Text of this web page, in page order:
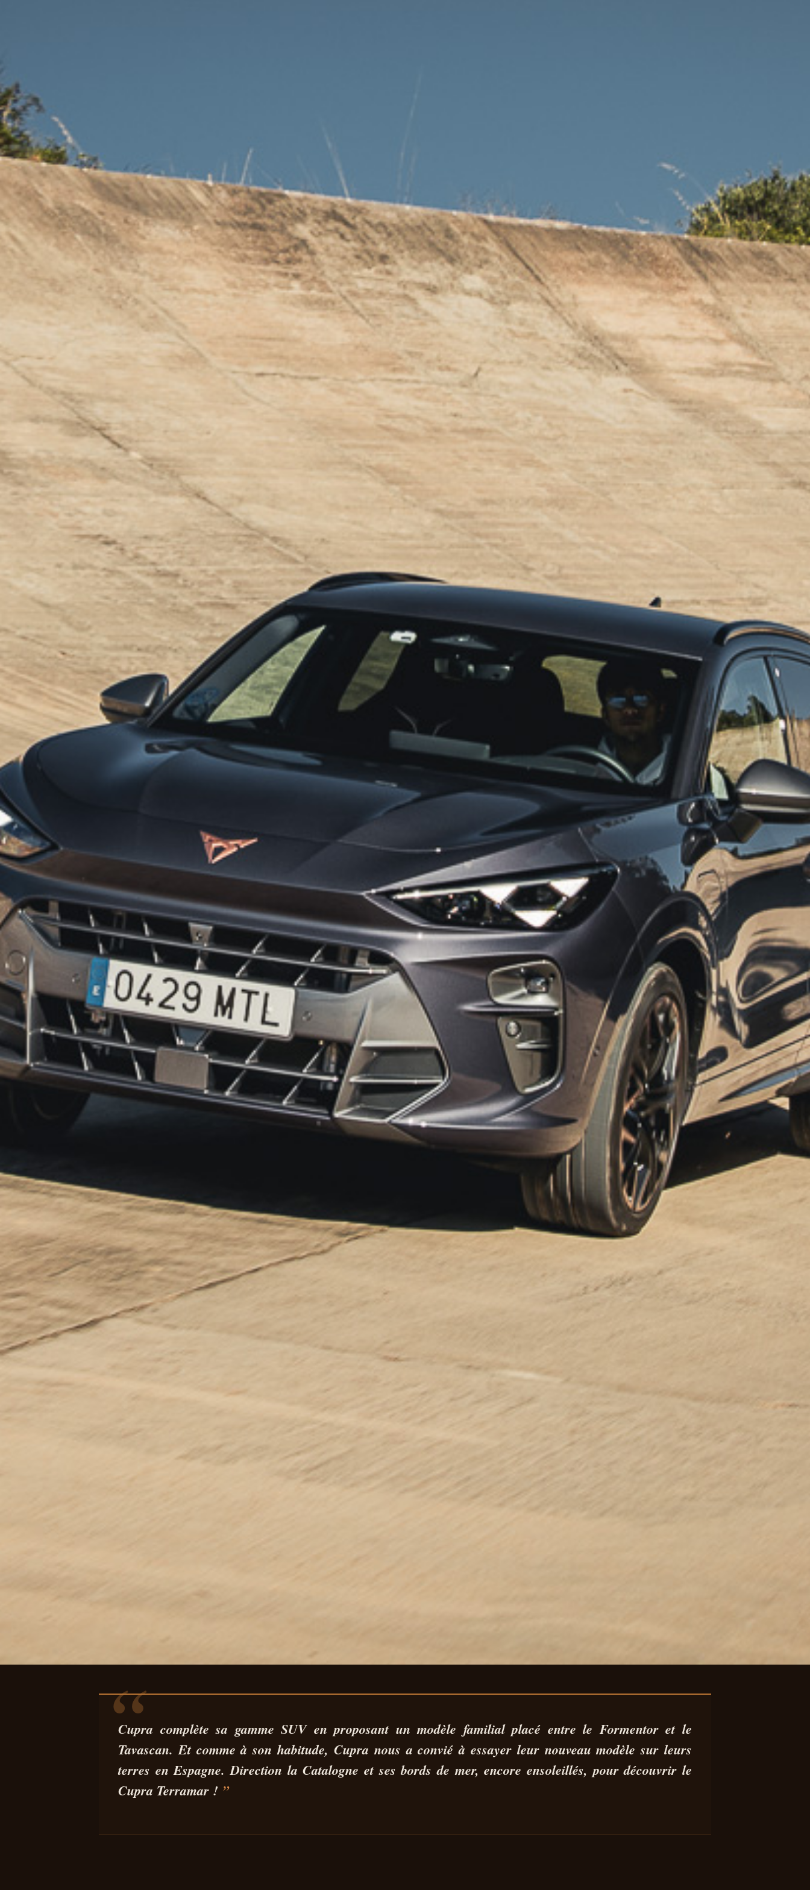
ESSAI CUPRA TERRAMAR :
FAMILIAL ET SPORTIF, C’EST
POSSIBLE ?
Cupra complète sa gamme SUV en proposant unmodèle familialplacé entre le Formentor et le
Tavascan. Et comme à son habitude, Cupra nous a convié à essayer leur nouveau modèle sur leurs
terres en Espagne. Direction la Catalogne et ses bords de mer, encore ensoleillés, pour découvrir le
Cupra Terramar !